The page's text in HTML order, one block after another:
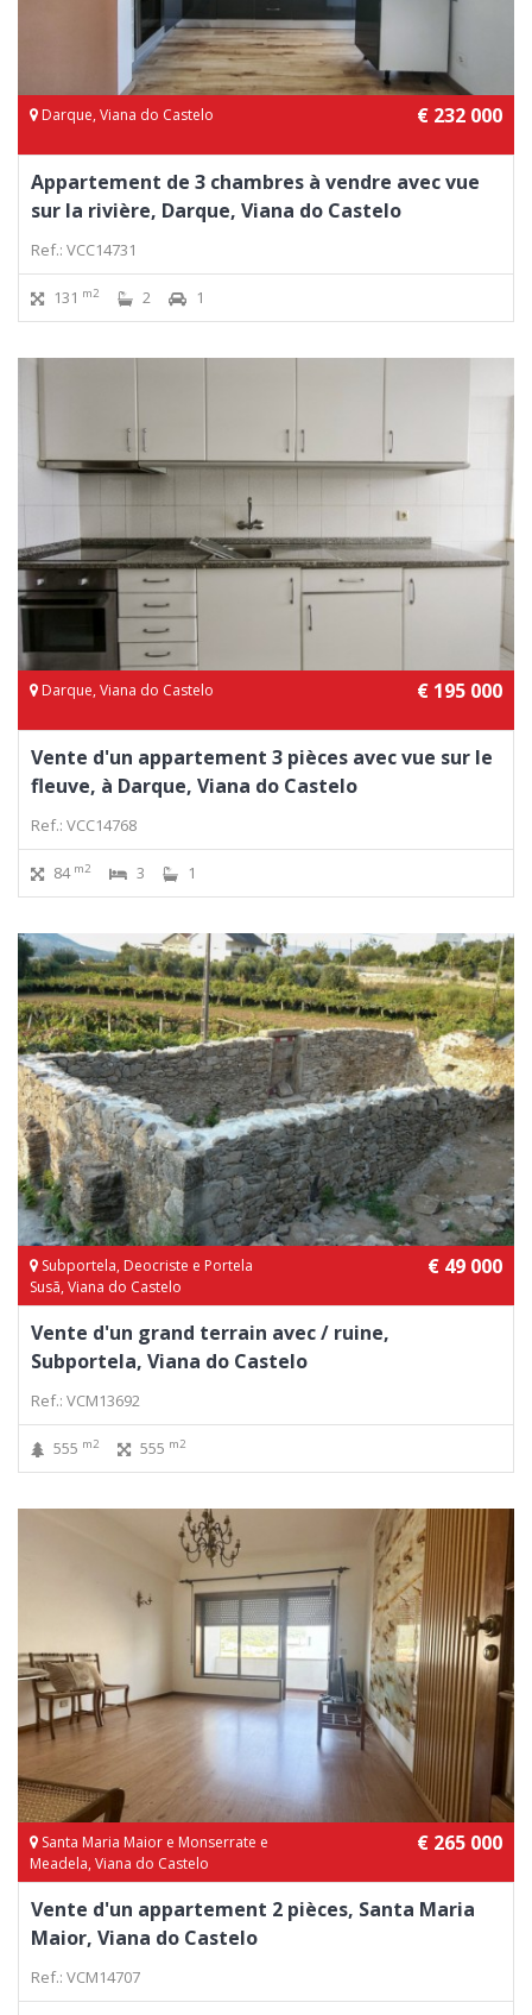
Darque, Viana do Castelo € 232 000
Appartement de 3 chambres à vendre avec vue
sur la rivière, Darque, Viana do Castelo
Ref.: VCC14731
131 m2 2 1
Darque, Viana do Castelo € 195 000
Vente d'un appartement 3 pièces avec vue sur le
fleuve, à Darque, Viana do Castelo
Ref.: VCC14768
84 m2 3 1
Subportela, Deocriste e Portela
Susã, Viana do Castelo
€ 49 000
Vente d'un grand terrain avec / ruine,
Subportela, Viana do Castelo
Ref.: VCM13692
555 m2 555 m2
Santa Maria Maior e Monserrate e
Meadela, Viana do Castelo
€ 265 000
Vente d'un appartement 2 pièces, Santa Maria
Maior, Viana do Castelo
Ref.: VCM14707